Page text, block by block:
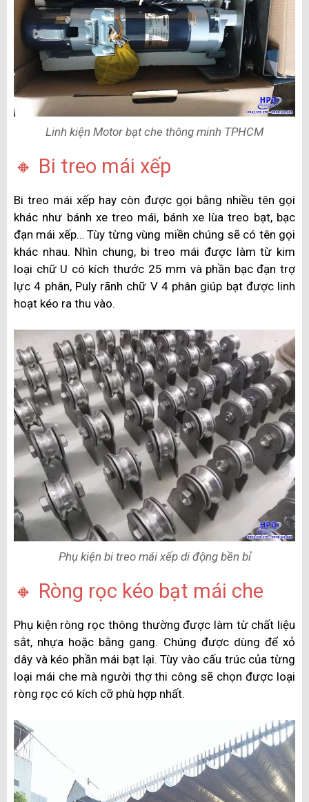
Linh kiện Motor bạt che thông minh TPHCM
🔸 Bi treo mái xếp
Bi treo mái xếp hay còn được gọi bằng nhiều tên gọi
khác như bánh xe treo mái, bánh xe lùa treo bạt, bạc
đạn mái xếp… Tùy từng vùng miền chúng sẽ có tên gọi
khác nhau. Nhìn chung, bi treo mái được làm từ kim
loại chữ U có kích thước 25 mm và phần bạc đạn trợ
lực 4 phân, Puly rãnh chữ V 4 phân giúp bạt được linh
hoạt kéo ra thu vào.
Phụ kiện bi treo mái xếp di động bền bỉ
🔸 Ròng rọc kéo bạt mái che
Phụ kiện ròng rọc thông thường được làm từ chất liệu
sắt, nhựa hoặc bằng gang. Chúng được dùng để xỏ
dây và kéo phần mái bạt lại. Tùy vào cấu trúc của từng
loại mái che mà người thợ thi công sẽ chọn được loại
ròng rọc có kích cỡ phù hợp nhất.